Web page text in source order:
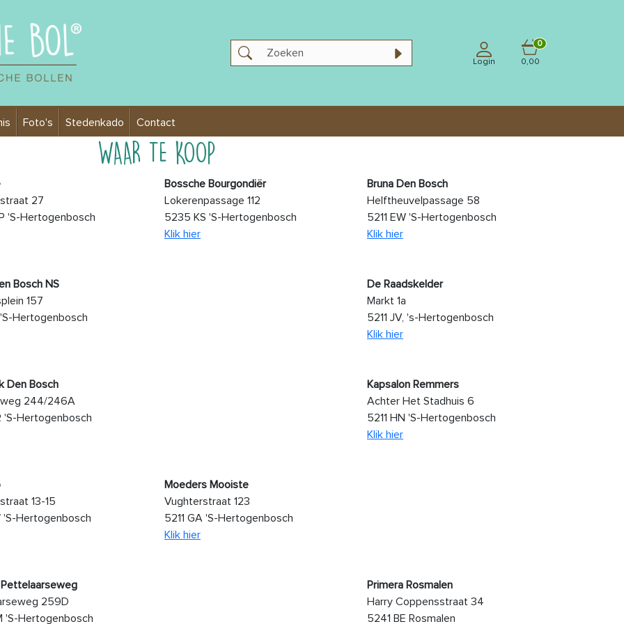
Login
0
0,00
Foto's Stedenkado Contact
WAAR TE KOOP
27
'S-Hertogenbosch
Bossche Bourgondiër
Lokerenpassage 112
5235 KS 'S-Hertogenbosch
Klik hier
Bruna Den Bosch
Helftheuvelpassage 58
5211 EW 'S-Hertogenbosch
Klik hier
Bosch NS
157
'S-Hertogenbosch
De Raadskelder
Markt 1a
5211 JV, 's-Hertogenbosch
Klik hier
Den Bosch
244/246A
'S-Hertogenbosch
Kapsalon Remmers
Achter Het Stadhuis 6
5211 HN 'S-Hertogenbosch
Klik hier
13-15
'S-Hertogenbosch
Moeders Mooiste
Vughterstraat 123
5211 GA 'S-Hertogenbosch
Klik hier
Pettelaarseweg
259D
'S-Hertogenbosch
Primera Rosmalen
Harry Coppensstraat 34
5241 BE Rosmalen